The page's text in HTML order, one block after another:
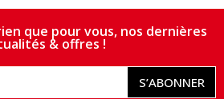
que pour vous, nos dernières
& offres !
S’ABONNER